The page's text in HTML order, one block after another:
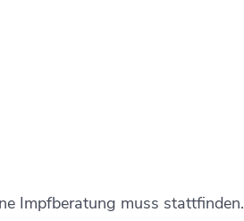
Impfberatung muss stattfinden.